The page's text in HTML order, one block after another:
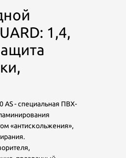
1,4,
- специальная ПВХ-
«антискольжения»,